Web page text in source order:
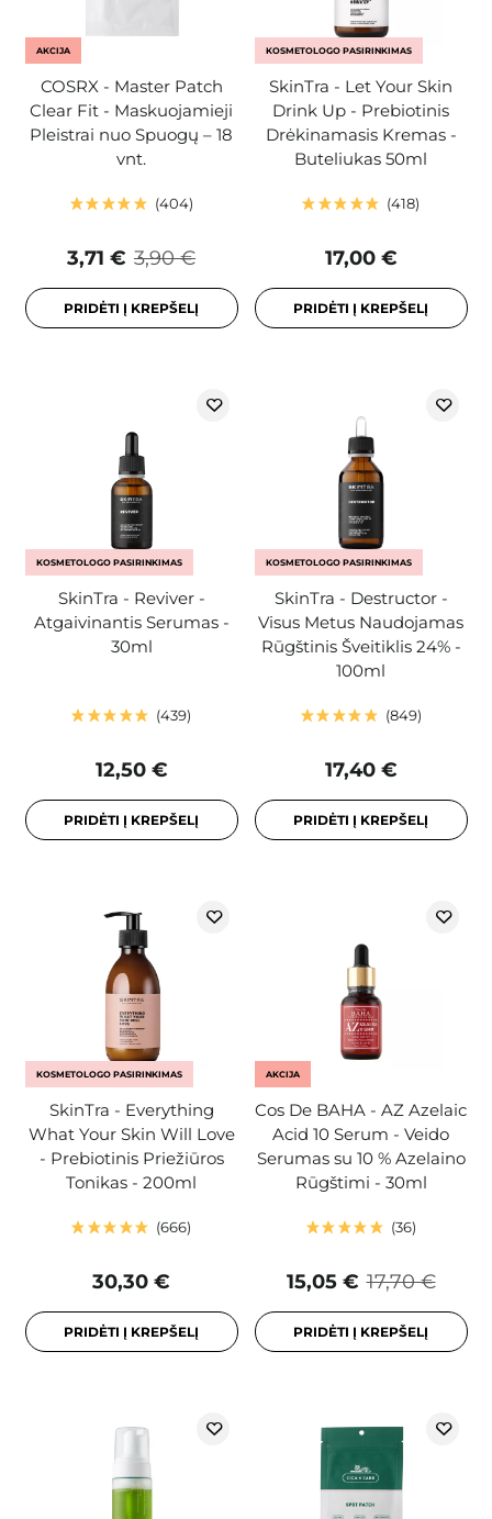
AKCIJA
COSRX - Master Patch
Clear Fit - Maskuojamieji
Pleistrai nuo Spuogų – 18
vnt.
404
3,90 €
3,71 €
PRIDĖTI Į KREPŠELĮ
KOSMETOLOGO PASIRINKIMAS
SkinTra - Let Your Skin
Drink Up - Prebiotinis
Drėkinamasis Kremas -
Buteliukas 50ml
418
17,00 €
PRIDĖTI Į KREPŠELĮ
KOSMETOLOGO PASIRINKIMAS
SkinTra - Reviver -
Atgaivinantis Serumas -
30ml
439
12,50 €
PRIDĖTI Į KREPŠELĮ
KOSMETOLOGO PASIRINKIMAS
SkinTra - Destructor -
Visus Metus Naudojamas
Rūgštinis Šveitiklis 24% -
100ml
849
17,40 €
PRIDĖTI Į KREPŠELĮ
KOSMETOLOGO PASIRINKIMAS
SkinTra - Everything
What Your Skin Will Love
- Prebiotinis Priežiūros
Tonikas - 200ml
666
30,30 €
PRIDĖTI Į KREPŠELĮ
AKCIJA
Cos De BAHA - AZ Azelaic
Acid 10 Serum - Veido
Serumas su 10 % Azelaino
Rūgštimi - 30ml
36
17,70 €
15,05 €
PRIDĖTI Į KREPŠELĮ